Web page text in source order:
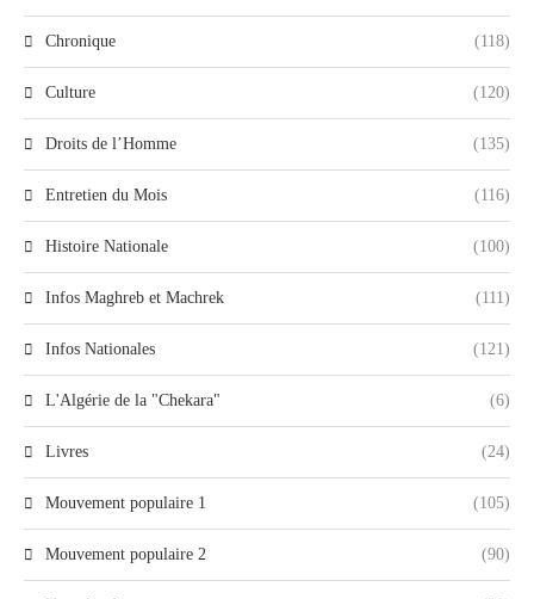
Chronique (118)
Culture (120)
Droits de l’Homme (135)
Entretien du Mois (116)
Histoire Nationale (100)
Infos Maghreb et Machrek (111)
Infos Nationales (121)
L'Algérie de la "Chekara" (6)
Livres (24)
Mouvement populaire 1 (105)
Mouvement populaire 2 (90)